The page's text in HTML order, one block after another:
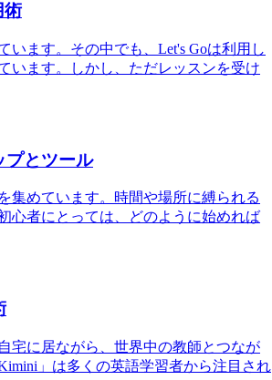
術
ます。その中でも、Let's Goは利用し
います。しかし、ただレッスンを受け
プとツール
集めています。時間や場所に縛られる
心者にとっては、どのように始めれば
宅に居ながら、世界中の教師とつなが
」は多くの英語学習者から注目され